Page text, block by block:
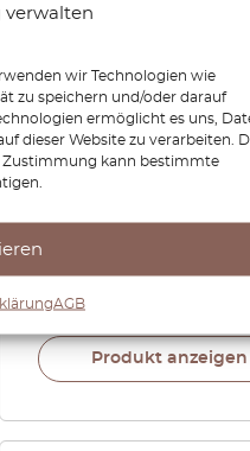
wir Technologien wie
zu speichern und/oder darauf
ermöglicht es uns,
dieser Website zu verarbeiten.
kann bestimmte
AGB
Jaguar XJ8 XJR
Sitzschalterabdeckung
LNA6034AA
€75,60
Produkt anzeigen